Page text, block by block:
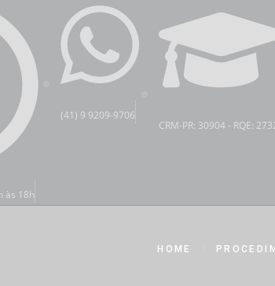
às 18h
(41) 9 9209-9706
CRM-PR: 30904 - RQE:
HOME